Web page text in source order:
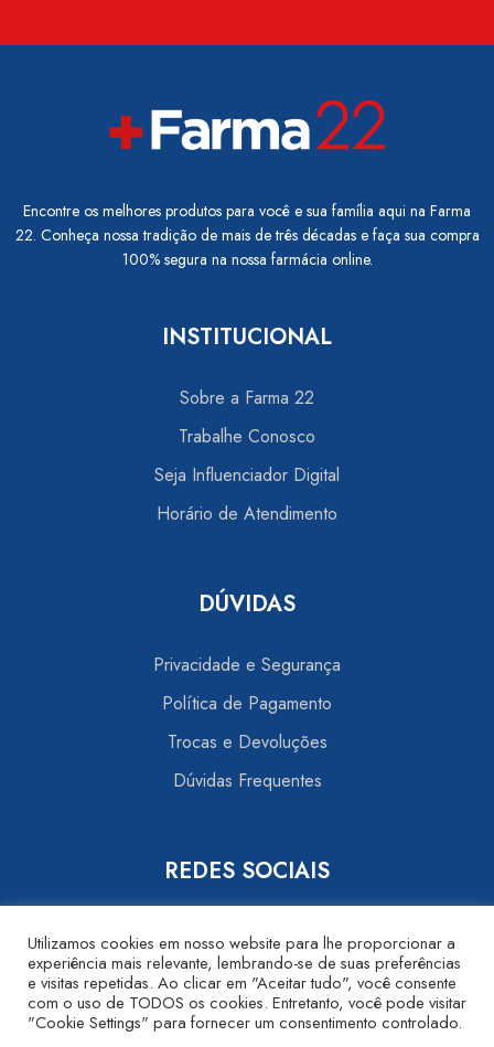
Encontre os melhores produtos para você e sua família aqui na Farma
22. Conheça nossa tradição de mais de três décadas e faça sua compra
100% segura na nossa farmácia online.
INSTITUCIONAL
Sobre a Farma 22
Trabalhe Conosco
Seja Influenciador Digital
Horário de Atendimento
DÚVIDAS
Privacidade e Segurança
Política de Pagamento
Trocas e Devoluções
Dúvidas Frequentes
REDES SOCIAIS
Utilizamos cookies em nosso website para lhe proporcionar a
experiência mais relevante, lembrando-se de suas preferências
e visitas repetidas. Ao clicar em "Aceitar tudo", você consente
com o uso de TODOS os cookies. Entretanto, você pode visitar
"Cookie Settings" para fornecer um consentimento controlado.